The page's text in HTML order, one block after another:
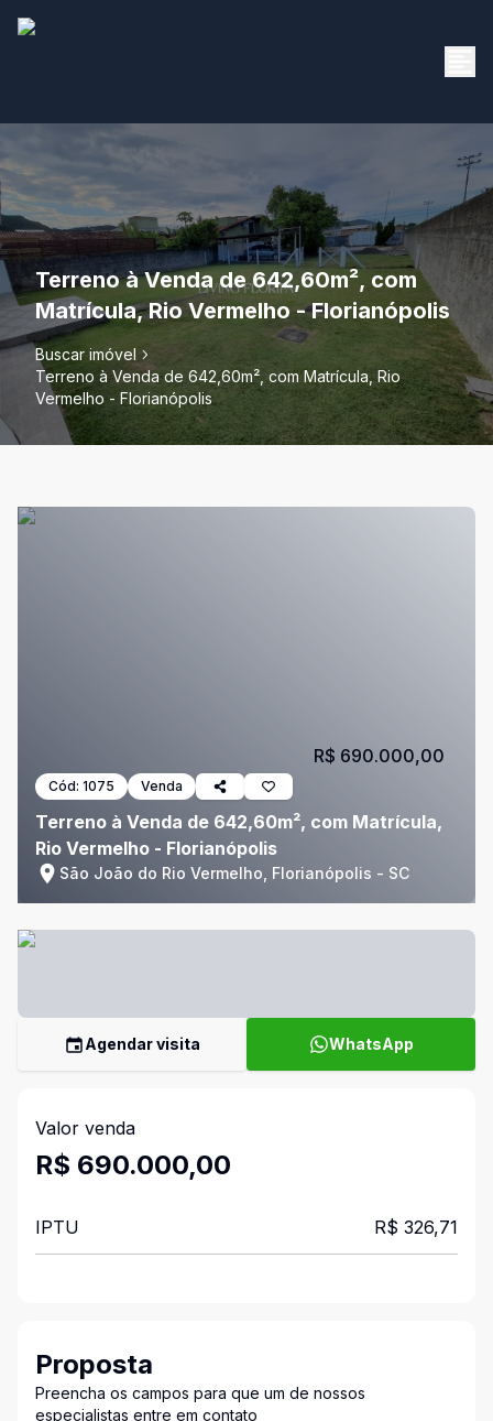
Terreno à Venda de 642,60m², com
Matrícula, Rio Vermelho - Florianópolis
Buscar imóvel
Terreno à Venda de 642,60m², com Matrícula, Rio
Vermelho - Florianópolis
Cód: 1075 Venda
Terreno à Venda de 642,60m², com Matrícula,
Rio Vermelho - Florianópolis
São João do Rio Vermelho, Florianópolis - SC
R$ 690.000,00
Agendar visita WhatsApp
Valor venda
R$ 690.000,00
IPTU R$ 326,71
Proposta
Preencha os campos para que um de nossos
especialistas entre em contato